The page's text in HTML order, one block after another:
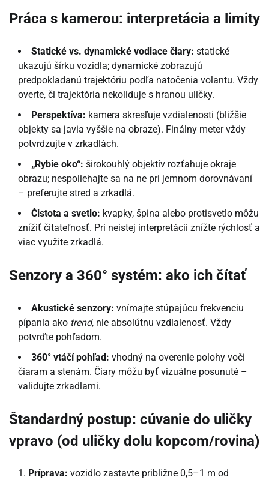
Práca s kamerou: interpretácia a limity
Statické vs. dynamické vodiace čiary: statické
ukazujú šírku vozidla; dynamické zobrazujú
predpokladanú trajektóriu podľa natočenia volantu. Vždy
overte, či trajektória nekoliduje s hranou uličky.
Perspektíva: kamera skresľuje vzdialenosti (bližšie
objekty sa javia vyššie na obraze). Finálny meter vždy
potvrdzujte v zrkadlách.
„Rybie oko“: širokouhlý objektív rozťahuje okraje
obrazu; nespoliehajte sa na ne pri jemnom dorovnávaní
– preferujte stred a zrkadlá.
Čistota a svetlo: kvapky, špina alebo protisvetlo môžu
znížiť čitateľnosť. Pri neistej interpretácii znížte rýchlosť a
viac využite zrkadlá.
Senzory a 360° systém: ako ich čítať
Akustické senzory: vnímajte stúpajúcu frekvenciu
pípania ako trend, nie absolútnu vzdialenosť. Vždy
potvrďte pohľadom.
360° vtáčí pohľad: vhodný na overenie polohy voči
čiaram a stenám. Čiary môžu byť vizuálne posunuté –
validujte zrkadlami.
Štandardný postup: cúvanie do uličky
vpravo (od uličky dolu kopcom/rovina)
Príprava: vozidlo zastavte približne 0,5–1 m od